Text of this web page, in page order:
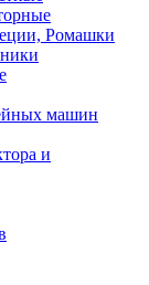
Ромашки
машин
и